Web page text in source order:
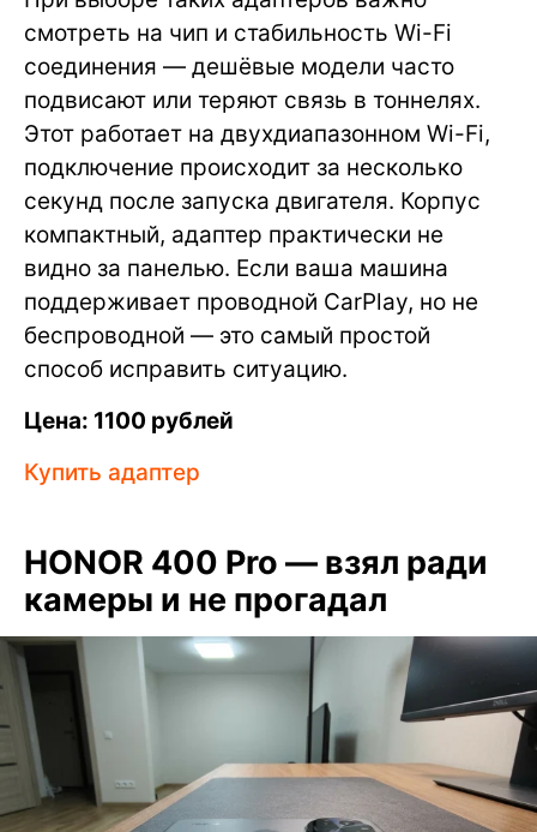
смотреть на чип и стабильность Wi-Fi
соединения — дешёвые модели часто
подвисают или теряют связь в тоннелях.
Этот работает на двухдиапазонном Wi-Fi,
подключение происходит за несколько
секунд после запуска двигателя. Корпус
компактный, адаптер практически не
видно за панелью. Если ваша машина
поддерживает проводной CarPlay, но не
беспроводной — это самый простой
способ исправить ситуацию.
Цена: 1100 рублей
Купить адаптер
HONOR 400 Pro — взял ради
камеры и не прогадал